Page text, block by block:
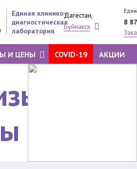
Единая клинико-
диагностическая
лаборатория
Дагестан,
Буйнакск
8
И ЦЕНЫ COVID-19 АКЦИИ